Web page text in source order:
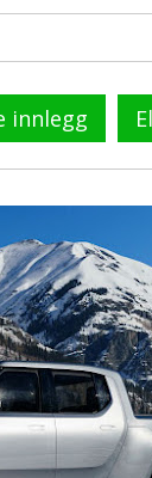
innlegg